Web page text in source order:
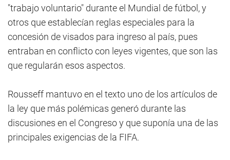
"trabajo voluntario" durante el Mundial de fútbol, y
otros que establecían reglas especiales para la
concesión de visados para ingreso al país, pues
entraban en conflicto con leyes vigentes, que son las
que regularán esos aspectos.
Rousseff mantuvo en el texto uno de los artículos de
la ley que más polémicas generó durante las
discusiones en el Congreso y que suponía una de las
principales exigencias de la FIFA.